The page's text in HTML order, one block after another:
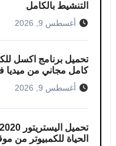
التنشيط بالكامل
أغسطس 9, 2026
كامل مجاني من ميديا ​​فاير
أغسطس 9, 2026
الحياة للكمبيوتر من